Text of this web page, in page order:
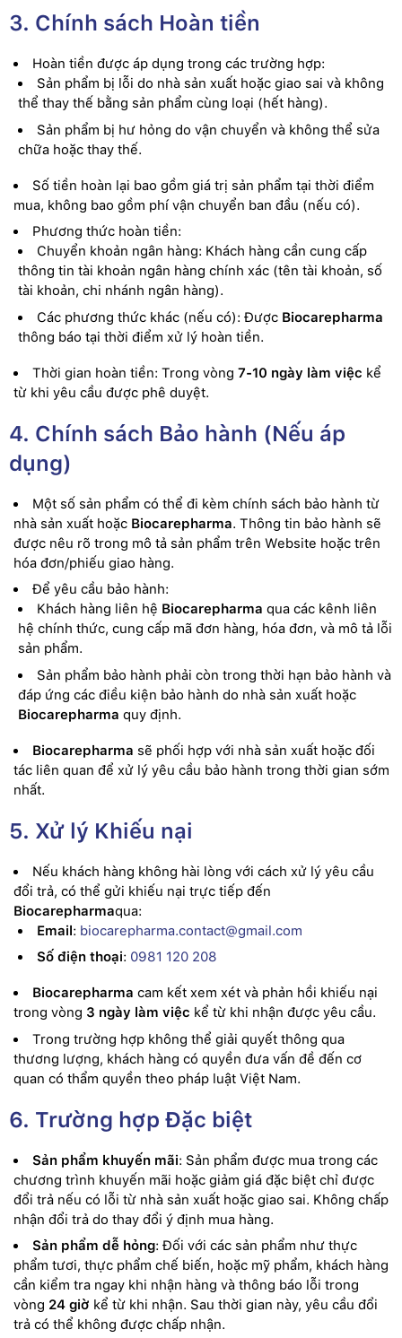
3. Chính sách Hoàn tiền
Hoàn tiền được áp dụng trong các trường hợp:
Sản phẩm bị lỗi do nhà sản xuất hoặc giao sai và không
thể thay thế bằng sản phẩm cùng loại (hết hàng).
Sản phẩm bị hư hỏng do vận chuyển và không thể sửa
chữa hoặc thay thế.
Số tiền hoàn lại bao gồm giá trị sản phẩm tại thời điểm
mua, không bao gồm phí vận chuyển ban đầu (nếu có).
Phương thức hoàn tiền:
Chuyển khoản ngân hàng: Khách hàng cần cung cấp
thông tin tài khoản ngân hàng chính xác (tên tài khoản, số
tài khoản, chi nhánh ngân hàng).
Các phương thức khác (nếu có): Được Biocarepharma
thông báo tại thời điểm xử lý hoàn tiền.
Thời gian hoàn tiền: Trong vòng 7-10 ngày làm việc kể
từ khi yêu cầu được phê duyệt.
4. Chính sách Bảo hành (Nếu áp
dụng)
Một số sản phẩm có thể đi kèm chính sách bảo hành từ
nhà sản xuất hoặc Biocarepharma. Thông tin bảo hành sẽ
được nêu rõ trong mô tả sản phẩm trên Website hoặc trên
hóa đơn/phiếu giao hàng.
Để yêu cầu bảo hành:
Khách hàng liên hệ Biocarepharma qua các kênh liên
hệ chính thức, cung cấp mã đơn hàng, hóa đơn, và mô tả lỗi
sản phẩm.
Sản phẩm bảo hành phải còn trong thời hạn bảo hành và
đáp ứng các điều kiện bảo hành do nhà sản xuất hoặc
Biocarepharma quy định.
Biocarepharma sẽ phối hợp với nhà sản xuất hoặc đối
tác liên quan để xử lý yêu cầu bảo hành trong thời gian sớm
nhất.
5. Xử lý Khiếu nại
Nếu khách hàng không hài lòng với cách xử lý yêu cầu
đổi trả, có thể gửi khiếu nại trực tiếp đến
Biocarepharmaqua:
Email: biocarepharma.contact@gmail.com
Số điện thoại: 0981 120 208
Biocarepharma cam kết xem xét và phản hồi khiếu nại
trong vòng 3 ngày làm việc kể từ khi nhận được yêu cầu.
Trong trường hợp không thể giải quyết thông qua
thương lượng, khách hàng có quyền đưa vấn đề đến cơ
quan có thẩm quyền theo pháp luật Việt Nam.
6. Trường hợp Đặc biệt
Sản phẩm khuyến mãi: Sản phẩm được mua trong các
chương trình khuyến mãi hoặc giảm giá đặc biệt chỉ được
đổi trả nếu có lỗi từ nhà sản xuất hoặc giao sai. Không chấp
nhận đổi trả do thay đổi ý định mua hàng.
Sản phẩm dễ hỏng: Đối với các sản phẩm như thực
phẩm tươi, thực phẩm chế biến, hoặc mỹ phẩm, khách hàng
cần kiểm tra ngay khi nhận hàng và thông báo lỗi trong
vòng 24 giờ kể từ khi nhận. Sau thời gian này, yêu cầu đổi
trả có thể không được chấp nhận.